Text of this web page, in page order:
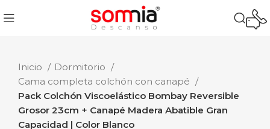
Inicio
Dormitorio
Cama completa colchón con canapé
Pack Colchón Viscoelástico Bombay Reversible
Grosor 23cm + Canapé Madera Abatible Gran
Capacidad | Color Blanco